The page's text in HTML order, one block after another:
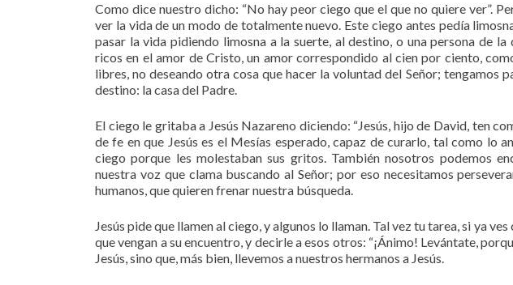
Como dice nuestro dicho: “No hay peor ciego que el que no quiere ver”.
ver la vida de un modo de totalmente nuevo. Este ciego antes pedía
pasar la vida pidiendo limosna a la suerte, al destino, o una persona de la
ricos en el amor de Cristo, un amor correspondido al cien por ciento,
libres, no deseando otra cosa que hacer la voluntad del Señor; tengamos
destino: la casa del Padre.
El ciego le gritaba a Jesús Nazareno diciendo: “Jesús, hijo de David, ten
de fe en que Jesús es el Mesías esperado, capaz de curarlo, tal como lo
ciego porque les molestaban sus gritos. También nosotros podemos
nuestra voz que clama buscando al Señor; por eso necesitamos
humanos, que quieren frenar nuestra búsqueda.
Jesús pide que llamen al ciego, y algunos lo llaman. Tal vez tu tarea, si ya
que vengan a su encuentro, y decirle a esos otros: “¡Ánimo! Levántate,
Jesús, sino que, más bien, llevemos a nuestros hermanos a Jesús.